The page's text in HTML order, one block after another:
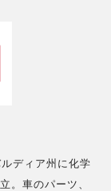
ディア州に化学
。車のパーツ、